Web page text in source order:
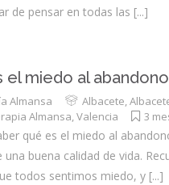
de pensar en todas las [...]
el miedo al
Almansa Albacete,
Almansa,Valencia 3
qué es el miedo al
una buena calidad de vida.
todos sentimos miedo, y [...]